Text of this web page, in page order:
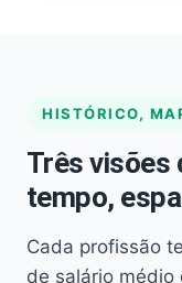
HISTÓRICO,
Três visões
tempo,
Cada profissão
de salário médio